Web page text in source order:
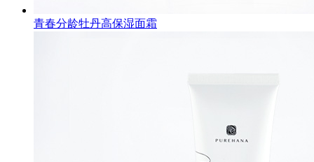
青春分龄牡丹高保湿面霜